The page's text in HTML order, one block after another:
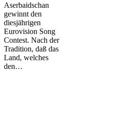
Aserbaidschan
gewinnt den
diesjährigen
Eurovision Song
Contest. Nach der
Tradition, daß das
Land, welches
den…